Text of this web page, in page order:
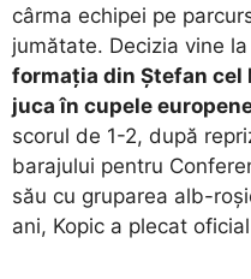
cârma echipei pe
jumătate. Decizia vine
formația din Ștefan cel
juca în cupele
scorul de 1-2, după
barajului pentru
său cu gruparea alb-
ani, Kopic a plecat